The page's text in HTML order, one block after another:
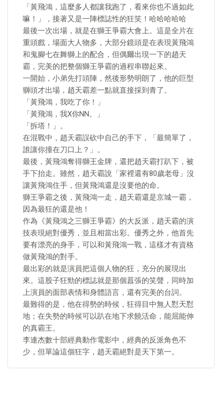
「黃飛鴻，這麼多人都讓我跑了，看來你也不過如此
嘛！」，接著又是一陣標誌性的狂笑！哈哈哈哈哈
最後一次出場，就是在獅王爭霸大會上。這是全片在
重頭戲，場面大人物多，大部分鏡頭是在表現黃飛鴻
和鬼腳七在舞獅上的配合，但偶爾出現一下的趙天
霸，完美的把整個獅王爭霸的過程串聯起來。
一開始，小弟先打頭陣，然後形勢明朗了，他的巨型
獅頭才出場，趙天霸差一點就直接採到青了。
「黃飛鴻，我吃了你！」
「黃飛鴻，我X你NN。」
「拆塔！」。
在混戰中，趙天霸誤砍中自己的手下，「最簡單了，
誰讓你撞在刀口上？」。
最後，黃飛鴻奪得獅王金牌，還把趙天霸打趴下，被
手下抬走。雖然，趙天霸說「家裡還有80歲老母」沒
讓黃飛鴻住手，但黃飛鴻還是沒要他的命。
獅王爭霸之後，黃飛鴻一走，趙天霸還是京城一霸，
因為最狂的還是他！
作為《黃飛鴻之三獅王爭霸》的大反派，趙天霸的演
技表現絕對優秀，並且相當出彩。優秀之外，他首先
要有漂亮的身手，可以和黃飛鴻一戰，這樣才有資格
做黃飛鴻的對手。
最出彩的就是演員把這個人物的狂，充分的展現出
來。這股子狂勁的標誌就是那個囂張的笑聲，同時加
上演員的面部表情和身體語言，還有完美的台詞。
最難得的是，他在得勢的時候，狂得目中無人懟天懟
地；在失勢的時候可以趴在地下求饒活命，能屈能伸
的真霸王。
李連杰數十部經典動作電影中，經典的反派角色不
少，但單論這個狂字，趙天霸絕對是天下第一。